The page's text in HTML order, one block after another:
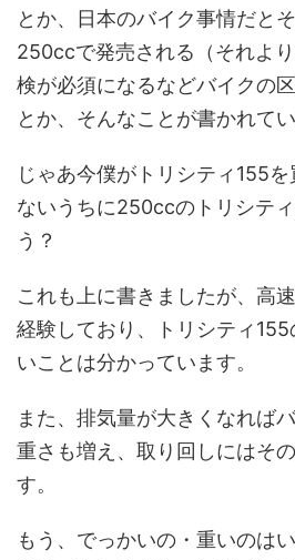
とか、日本のバイク事情だと
250ccで発売される（それよ
検が必須になるなどバイクの
とか、そんなことが書かれてい
じゃあ今僕がトリシティ155
ないうちに250ccのトリシテ
う？
これも上に書きましたが、高
経験しており、トリシティ
いことは分かっています。
また、排気量が大きくなれば
重さも増え、取り回しにはそ
す。
もう、でっかいの・重いのは